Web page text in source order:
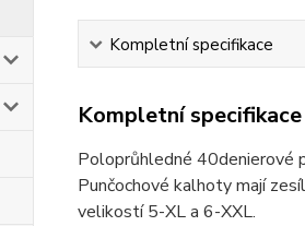
Kompletní specifikace
Kompletní specifikace
Poloprůhledné 40denierové
Punčochové kalhoty mají
velikostí 5-XL a 6-XXL.